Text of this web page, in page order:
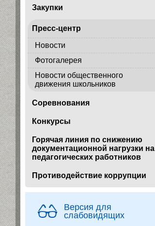
Закупки
Пресс-центр
Новости
Фотогалерея
Новости общественного
движения школьников
Соревнования
Конкурсы
Горячая линия по снижению
документационной нагрузки на
педагогических работников
Противодействие коррупции
Версия для
слабовидящих